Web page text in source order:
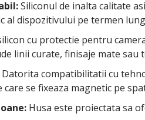
Siliconul de inalta calitate
al dispozitivului pe termen
cu protectie pentru
linii curate, finisaje mate sau
Datorita compatibilitatii cu
se fixeaza magnetic pe
Husa este proiectata sa